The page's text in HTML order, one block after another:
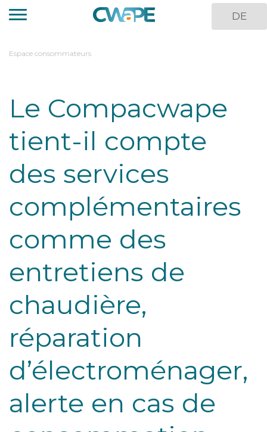
Aller
au
principal
DE
You
Espace consommateurs
Le Compacwape
tient-il compte
des services
complémentaires
comme des
entretiens de
chaudière,
réparation
d’électroménager,
alerte en cas de